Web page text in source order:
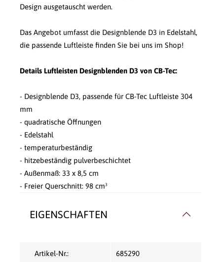
Design ausgetauscht werden.
Das Angebot umfasst die Designblende D3 in Edelstahl,
die passende Luftleiste finden Sie bei uns im Shop!
Details Luftleisten Designblenden D3 von CB-Tec:
- Designblende D3, passende für CB-Tec Luftleiste 304
mm
- quadratische Öffnungen
- Edelstahl
- temperaturbeständig
- hitzebeständig pulverbeschichtet
- Außenmaß: 33 x 8,5 cm
- Freier Querschnitt: 98 cm³
EIGENSCHAFTEN
Artikel-Nr.: 685290